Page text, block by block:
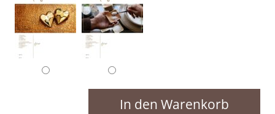
In den Warenkorb